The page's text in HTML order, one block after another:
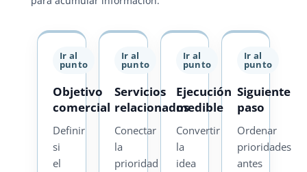
Ir al
punto
Objetivo
comercial
Definir
si
el
Ir al
punto
Servicios
relacionados
Conectar
la
prioridad
Ir al
punto
Ejecución
medible
Convertir
la
idea
Ir al
punto
Siguiente
paso
Ordenar
prioridades
antes